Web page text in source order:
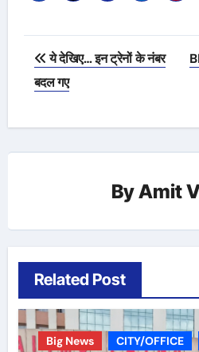
Post
navigation
ये देखिए… इन ट्रेनों के नंबर
बदल गए
ByAmit
Related Post
Big News CITY/OFFICE